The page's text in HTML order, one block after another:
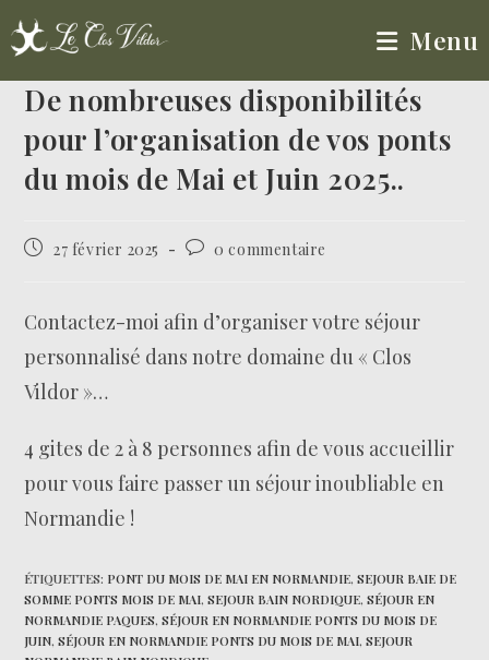
Menu
De nombreuses disponibilités
pour l’organisation de vos ponts
du mois de Mai et Juin 2025..
27 février 2025 0 commentaire
Contactez-moi afin d’organiser votre séjour
personnalisé dans notre domaine du « Clos
Vildor »…
4 gites de 2 à 8 personnes afin de vous accueillir
pour vous faire passer un séjour inoubliable en
Normandie !
ÉTIQUETTES: PONT DU MOIS DE MAI EN NORMANDIE, SEJOUR BAIE DE
SOMME PONTS MOIS DE MAI, SEJOUR BAIN NORDIQUE, SÉJOUR EN
NORMANDIE PAQUES, SÉJOUR EN NORMANDIE PONTS DU MOIS DE
JUIN, SÉJOUR EN NORMANDIE PONTS DU MOIS DE MAI, SEJOUR